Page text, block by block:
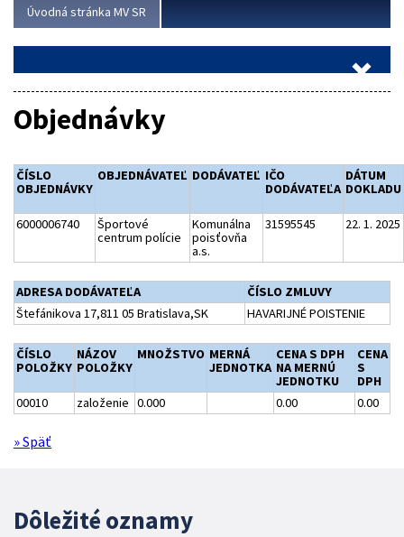
Úvodná stránka MV SR
Objednávky
ČÍSLO
OBJEDNÁVKY
OBJEDNÁVATEĽ DODÁVATEĽ IČO
DODÁVATEĽA
DÁTUM
DOKLADU
6000006740
Športové
centrum polície
Komunálna
poisťovňa
a.s.
31595545 22. 1. 2025
ADRESA DODÁVATEĽA
ČÍSLO ZMLUVY
Štefánikova 17,811 05 Bratislava,SK
HAVARIJNÉ POISTENIE
ČÍSLO
POLOŽKY
NÁZOV
POLOŽKY
MNOŽSTVO MERNÁ
JEDNOTKA
CENA S DPH
NA MERNÚ
JEDNOTKU
CENA
S
DPH
00010
založenie 0.000 0.00 0.00
» Späť
Dôležité oznamy